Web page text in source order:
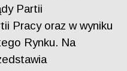
Partii
Pracy oraz w wyniku
Rynku. Na